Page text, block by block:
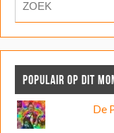
POPULAIR OP DIT
De